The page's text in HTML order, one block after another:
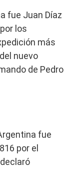
fue Juan Díaz
los
más
nuevo
de Pedro
fue
por el